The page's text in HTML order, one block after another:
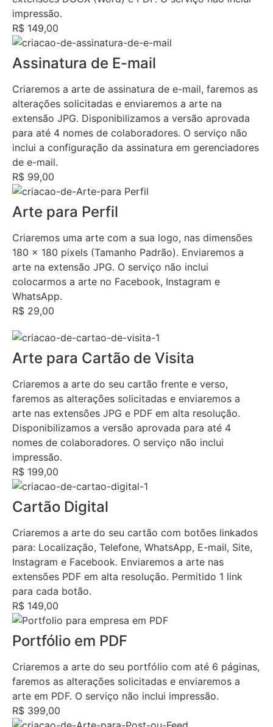
impressão.
R$ 149,00
Assinatura de E-mail
Criaremos a arte de assinatura de e-mail, faremos as
alterações solicitadas e enviaremos a arte na
extensão JPG. Disponibilizamos a versão aprovada
para até 4 nomes de colaboradores. O serviço não
inclui a configuração da assinatura em gerenciadores
de e-mail.
R$ 99,00
Arte para Perfil
Criaremos uma arte com a sua logo, nas dimensões
180 x 180 pixels (Tamanho Padrão). Enviaremos a
arte na extensão JPG. O serviço não inclui
colocarmos a arte no Facebook, Instagram e
WhatsApp.
R$ 29,00
Arte para Cartão de Visita
Criaremos a arte do seu cartão frente e verso,
faremos as alterações solicitadas e enviaremos a
arte nas extensões JPG e PDF em alta resolução.
Disponibilizamos a versão aprovada para até 4
nomes de colaboradores. O serviço não inclui
impressão.
R$ 199,00
Cartão Digital
Criaremos a arte do seu cartão com botões linkados
para: Localização, Telefone, WhatsApp, E-mail, Site,
Instagram e Facebook. Enviaremos a arte nas
extensões PDF em alta resolução. Permitido 1 link
para cada botão.
R$ 149,00
Portfólio em PDF
Criaremos a arte do seu portfólio com até 6 páginas,
faremos as alterações solicitadas e enviaremos a
arte em PDF. O serviço não inclui impressão.
R$ 399,00